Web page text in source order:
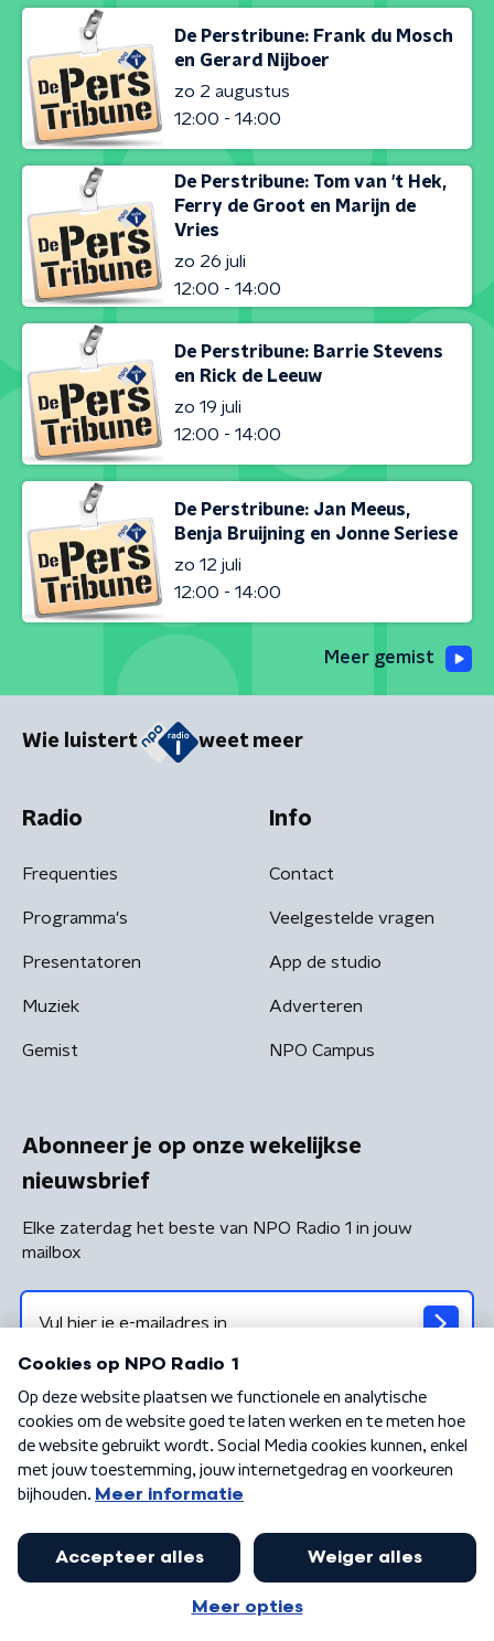
De Perstribune: Frank du Mosch
en Gerard Nijboer
zo 2 augustus
12:00 - 14:00
De Perstribune: Tom van 't Hek,
Ferry de Groot en Marijn de
Vries
zo 26 juli
12:00 - 14:00
De Perstribune: Barrie Stevens
en Rick de Leeuw
zo 19 juli
12:00 - 14:00
De Perstribune: Jan Meeus,
Benja Bruijning en Jonne Seriese
zo 12 juli
12:00 - 14:00
Meer gemist
Wie luistert weet meer
Radio
Frequenties
Programma's
Presentatoren
Muziek
Gemist
Info
Contact
Veelgestelde vragen
App de studio
Adverteren
NPO Campus
Abonneer je op onze wekelijkse
nieuwsbrief
Elke zaterdag het beste van NPO Radio 1 in jouw
mailbox
Algemene voorwaarden